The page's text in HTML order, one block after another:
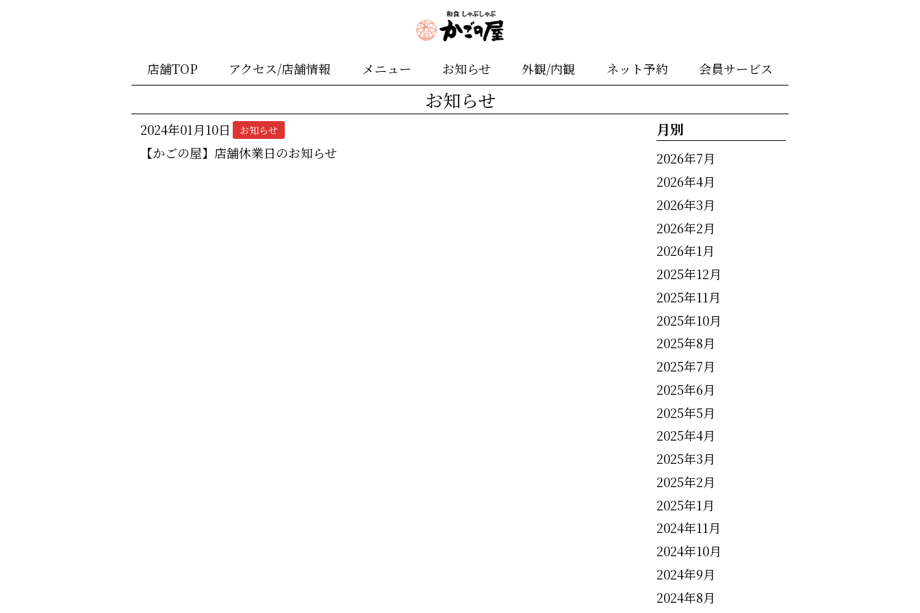
店舗TOP アクセス/店舗情報 メニュー お知らせ 外観/内観 ネット予約 会員サービス
お知らせ
2024年01月10日 お知らせ
【かごの屋】店舗休業日のお知らせ
月別
2026年7月
2026年4月
2026年3月
2026年2月
2026年1月
2025年12月
2025年11月
2025年10月
2025年8月
2025年7月
2025年6月
2025年5月
2025年4月
2025年3月
2025年2月
2025年1月
2024年11月
2024年10月
2024年9月
2024年8月